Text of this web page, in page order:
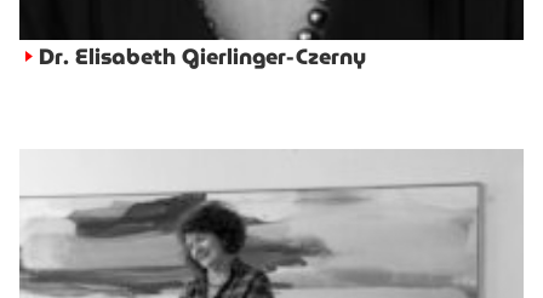
► Dr. Elisabeth Gierlinger-Czerny